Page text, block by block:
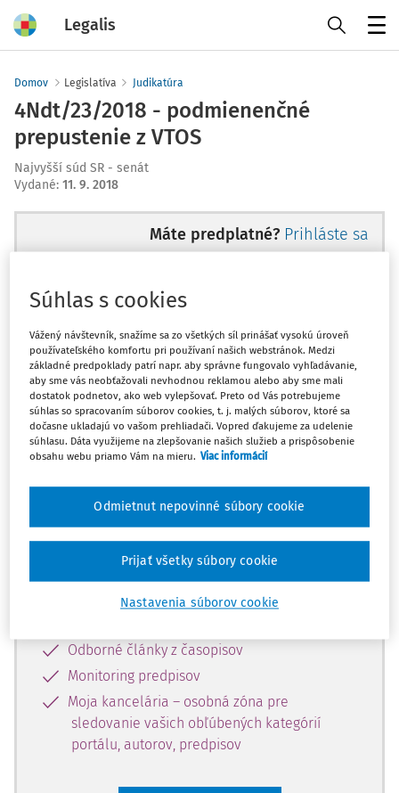
Legalis
Domov Legislatíva Judikatúra
4Ndt/23/2018 - podmienenčné
prepustenie z VTOS
Najvyšší súd SR - senát
Vydané: 11. 9. 2018
Máte predplatné? Prihláste sa
Ups, zatiaľ ste si prečítali len
začiatok...
Celý odborný obsah z tejto oblasti je
dostupný predplatiteľom portálu.
Odomknite si prístup k odbornému
obsahu a získajte prístup na 10 dní
zdarma, stačí sa len zaregistrovať.
Vďaka registrácii získate prístup aj k
vybranému obsahu:
Odborné články z časopisov
Monitoring predpisov
Moja kancelária – osobná zóna pre
sledovanie vašich obľúbených kategórií
portálu, autorov, predpisov
Súhlas s cookies
Vážený návštevník, snažíme sa zo všetkých síl prinášať vysokú úroveň
používateľského komfortu pri používaní našich webstránok. Medzi
základné predpoklady patrí napr. aby správne fungovalo vyhľadávanie,
aby sme vás neobťažovali nevhodnou reklamou alebo aby sme mali
dostatok podnetov, ako web vylepšovať. Preto od Vás potrebujeme
súhlas so spracovaním súborov cookies, t. j. malých súborov, ktoré sa
dočasne ukladajú vo vašom prehliadači. Vopred ďakujeme za udelenie
súhlasu. Dáta využijeme na zlepšovanie našich služieb a prispôsobenie
obsahu webu priamo Vám na mieru. Viac informácií
Nastavenia súborov cookie
Odmietnut nepovinné súbory cookie
Prijať všetky súbory cookie